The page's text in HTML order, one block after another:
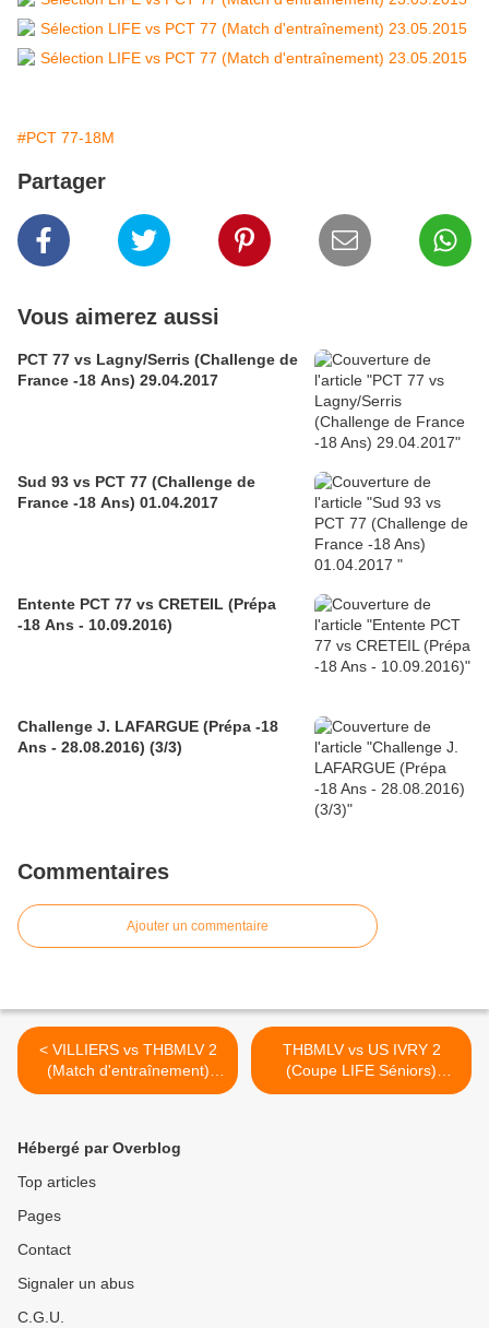
#PCT 77-18M
Partager
Vous aimerez aussi
PCT 77 vs Lagny/Serris (Challenge de
France -18 Ans) 29.04.2017
Sud 93 vs PCT 77 (Challenge de
France -18 Ans) 01.04.2017
Entente PCT 77 vs CRETEIL (Prépa
-18 Ans - 10.09.2016)
Challenge J. LAFARGUE (Prépa -18
Ans - 28.08.2016) (3/3)
Commentaires
Ajouter un commentaire
< VILLIERS vs THBMLV 2
(Match d'entraînement)
21.05.2015
THBMLV vs US IVRY 2
(Coupe LIFE Séniors)
29.05.2015 >
Hébergé par Overblog
Top articles
Pages
Contact
Signaler un abus
C.G.U.